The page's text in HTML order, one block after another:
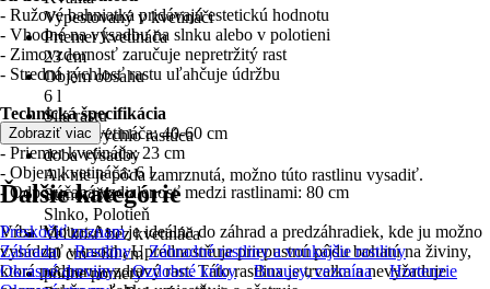
Vypestovaný v kvetináči
Priemer kvetináča
23 cm
Objem obsahu
6 l
Sila rastu
stredne rýchlo rastúca
doba výsadby
Ak nie je pôda zamrznutá, možno túto rastlinu vysadiť.
Stanovište
Slnko, Polotieň
Veľkosť bez kvetináča
40 cm - 60 cm
pôdne pomery
- Ružové bahniatka pridávajú estetickú hodnotu
- Vhodné na výsadbu na slnku alebo v polotieni
- Zimovzdornosť zaručuje nepretržitý rast
- Stredná rýchlosť rastu uľahčuje údržbu
Technická špecifikácia
- Výška bez kvetináča: 40-60 cm
- Priemer kvetináča: 23 cm
- Objem kvetináča: 6 l
- Odporúčaná vzdialenosť medzi rastlinami: 80 cm
Vŕba 'Mount Aso' je ideálna do záhrad a predzáhradiek, kde ju možno
vysádzať v trsoch. Uprednostňuje priepustnú pôdu bohatú na živiny,
ktorá podporuje zdravý rast. Táto rastlina je trvalka a nevyžaduje
Zobraziť viac
Ďalšie kategórie
Preskočiť zoznam
Záhrada
Rastliny
Záhradné rastliny a vonkajšie rastliny
Okrasné dreviny
Ozdobné kríky Buxusy, cezmína
Hortenzie